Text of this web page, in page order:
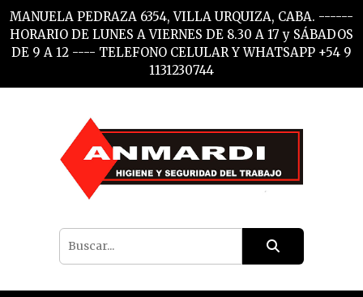
MANUELA PEDRAZA 6354, VILLA URQUIZA, CABA. ------
HORARIO DE LUNES A VIERNES DE 8.30 A 17 y SÁBADOS
DE 9 A 12 ---- TELEFONO CELULAR Y WHATSAPP +54 9
1131230744